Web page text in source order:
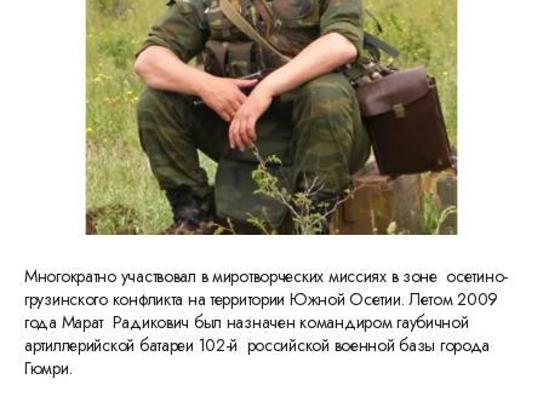
Многократно участвовал в миротворческих миссиях в зоне осетино-
грузинского конфликта на территории Южной Осетии. Летом 2009
года Марат Радикович был назначен командиром гаубичной
артиллерийской батареи 102-й российской военной базы города
Гюмри.